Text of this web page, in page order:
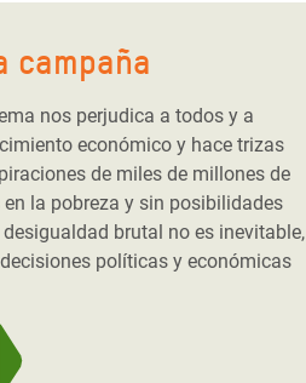
campaña
nos perjudica a todos y a
económico y hace trizas
de miles de millones de
la pobreza y sin posibilidades
brutal no es inevitable,
políticas y económicas